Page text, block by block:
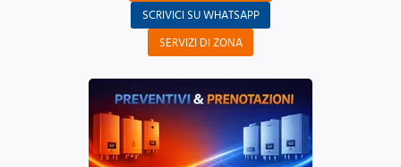
SCRIVICI SU WHATSAPP
SERVIZI DI ZONA